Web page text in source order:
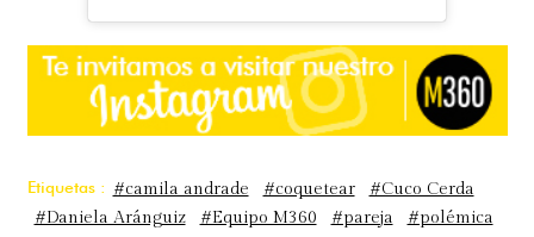
Etiquetas : #camila andrade #coquetear
#Cuco Cerda
#Daniela Aránguiz
#Equipo M360 #pareja #polémica